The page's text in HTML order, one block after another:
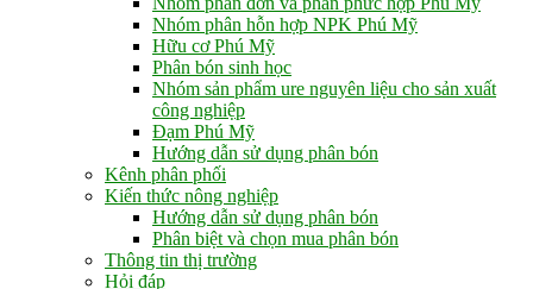
Nhóm phân hỗn hợp NPK Phú Mỹ
Hữu cơ Phú Mỹ
Phân bón sinh học
Nhóm sản phẩm ure nguyên liệu cho sản xuất
công nghiệp
Đạm Phú Mỹ
Hướng dẫn sử dụng phân bón
Kênh phân phối
Kiến thức nông nghiệp
Hướng dẫn sử dụng phân bón
Phân biệt và chọn mua phân bón
Thông tin thị trường
Hỏi đáp